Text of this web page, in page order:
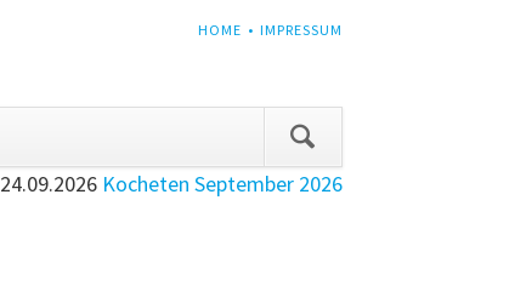
NAVIGATION
HOME IMPRESSUM
überspringen
24.09.2026 Kocheten September 2026